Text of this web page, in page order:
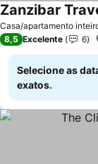
Casa/apartamento
Zanzibar
8,5 Excelente 6
Selecione as
exatos.